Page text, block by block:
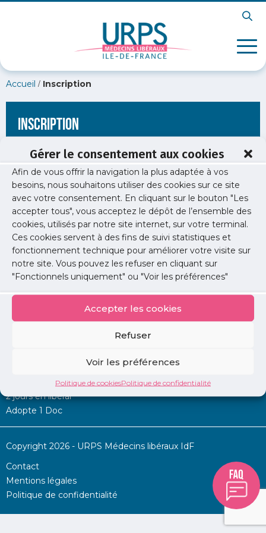
Gérer le consentement aux cookies
Afin de vous offrir la navigation la plus adaptée à vos
besoins, nous souhaitons utiliser des cookies sur ce site
avec votre consentement. En cliquant sur le bouton "Les
accepter tous", vous acceptez le dépôt de l’ensemble des
cookies, utilisés par notre site internet, sur votre terminal.
Ces cookies servent à des fins de suivi statistiques et
fonctionnement technique pour améliorer votre visite sur
notre site. Vous pouvez les refuser en cliquant sur
"Fonctionnels uniquement" ou "Voir les préférences"
Accepter les cookies
Refuser
Voir les préférences
Politique de cookiesPolitique de confidentialité
Accueil / Inscription
Inscription
[wppb-register form_name="inscription"
redirect_url="https://www.urps-med-idf.org/jeux-olympiques-
et-paralympiques-de-paris-2024/resultats-enquete-jo-au-31-
10-23/"]
Permanence d’aide à l’installation
2 jours en libéral
Adopte 1 Doc
Copyright 2026 - URPS Médecins libéraux IdF
Contact
Mentions légales
Politique de confidentialité